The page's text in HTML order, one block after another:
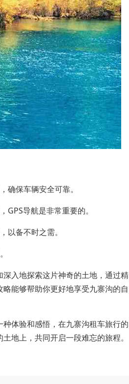
确保车辆安全可靠。
GPS导航是非常重要的。
以备不时之需。
入地探索这片神奇的土地，通过精
能够帮助你更好地享受九寨沟的自
体验和感悟，在九寨沟租车旅行的
地上，共同开启一段难忘的旅程。